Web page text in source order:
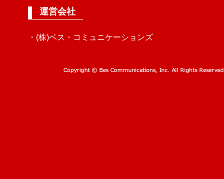
運営会社
・(株)ベス・コミュニケーションズ